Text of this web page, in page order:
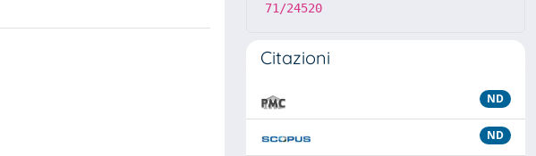
71/24520
Citazioni
ND
ND